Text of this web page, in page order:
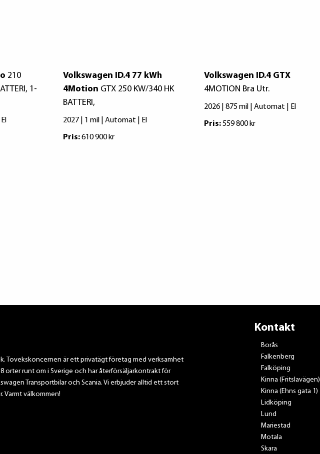
210
1-
Volkswagen ID.4 77 kWh
4Motion GTX 250 KW/340 HK
BATTERI,
2027 | 1 mil | Automat | El
Pris:610 900 kr
Volkswagen ID.4 GTX
4MOTION Bra Utr.
2026 | 875 mil | Automat | El
Pris:559 800 kr
Tovekskoncernen är ett privatägt företag med verksamhet
orter runt om i Sverige och har återförsäljarkontrakt för
Transportbilar och Scania. Vi erbjuder alltid ett stort
Varmt välkommen!
Kontakt
Borås
Falkenberg
Falköping
Kinna (Fritslavägen)
Kinna (Ehns gata 1)
Lidköping
Lund
Mariestad
Motala
Skara